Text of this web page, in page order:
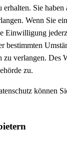
Sie
Wenn Sie
Einwilligung
bestimmten
verlangen. Des
zu.
können